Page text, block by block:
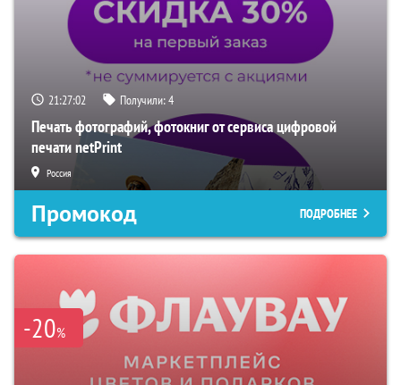
21:27:01 Получили:4
Печать фотографий, фотокниг от сервиса цифровой
печати netPrint
Россия
Промокод ПОДРОБНЕЕ
-20%